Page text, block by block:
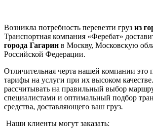
Возникла потребность перевезти груз из
Транспортная компания «Феребат»
города Гагарин в Москву, Московскую
Российской Федерации.
Отличительная черта нашей компании это
тарифы на услуги при их высоком
рассчитывать на правильный выбор
специалистами и оптимальный подбор
средства, доставляющего ваш груз.
Наши клиенты могут заказать: